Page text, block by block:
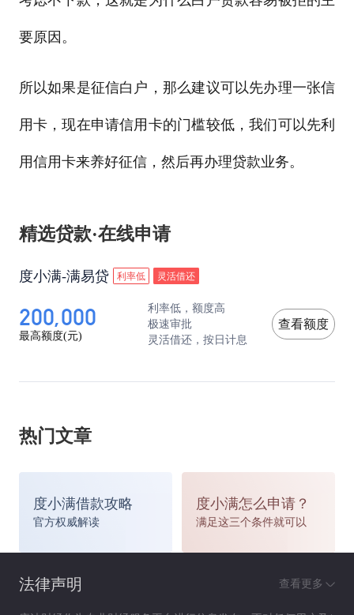
要原因。
所以如果是征信白户，那么建议可以先办理一张信
用卡，现在申请信用卡的门槛较低，我们可以先利
用信用卡来养好征信，然后再办理贷款业务。
精选贷款·在线申请
度小满-满易贷 利率低 灵活借还
200,000
最高额度(元)
利率低，额度高
极速审批
灵活借还，按日计息
查看额度
热门文章
度小满借款攻略
官方权威解读
度小满怎么申请？
满足这三个条件就可以
法律声明 查看更多